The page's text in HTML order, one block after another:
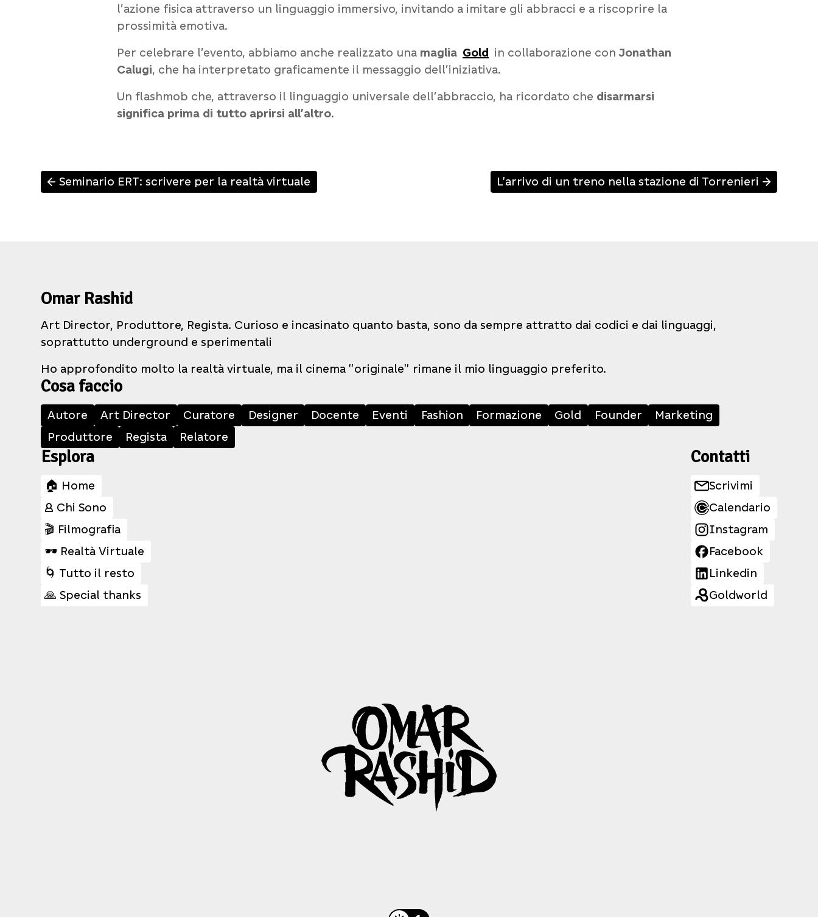
l’azione fisica attraverso un linguaggio immersivo, invitando a imitare gli abbracci e a riscoprire la
prossimità emotiva.
Per celebrare l’evento, abbiamo anche realizzato una maglia Gold in collaborazione con Jonathan
Calugi, che ha interpretato graficamente il messaggio dell’iniziativa.
Un flashmob che, attraverso il linguaggio universale dell’abbraccio, ha ricordato che disarmarsi
significa prima di tutto aprirsi all’altro.
↑ Seminario ERT: scrivere per la realtà virtuale L'arrivo di un treno nella stazione di Torrenieri ↑
Omar Rashid
Art Director, Produttore, Regista. Curioso e incasinato quanto basta, sono da sempre attratto dai codici e dai linguaggi,
soprattutto underground e sperimentali
Ho approfondito molto la realtà virtuale, ma il cinema "originale" rimane il mio linguaggio preferito.
Cosa faccio
Autore Art Director Curatore Designer Docente Eventi Fashion Formazione Gold Founder
Marketing
Produttore
Regista Relatore
Esplora
🏠 Home
👤 Chi Sono
🎬 Filmografia
🕶️ Realtà Virtuale
🌀 Tutto il resto
🙏 Special thanks
Contatti
Scrivimi
Calendario
Instagram
Facebook
Linkedin
Goldworld